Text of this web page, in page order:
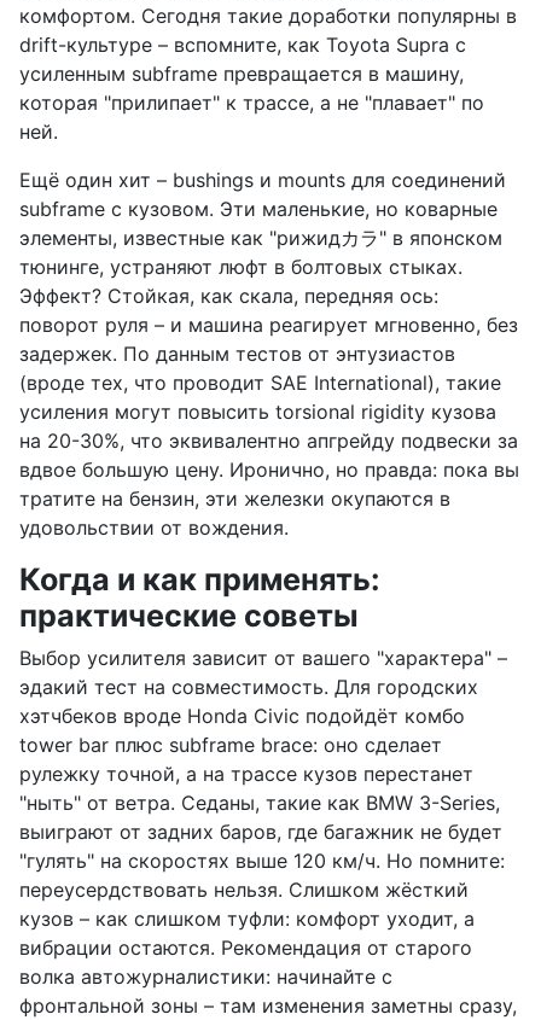
комфортом. Сегодня такие доработки популярны в
drift-культуре – вспомните, как Toyota Supra с
усиленным subframe превращается в машину,
которая "прилипает" к трассе, а не "плавает" по
ней.
Ещё один хит – bushings и mounts для соединений
subframe с кузовом. Эти маленькие, но коварные
элементы, известные как "рижидカラ" в японском
тюнинге, устраняют люфт в болтовых стыках.
Эффект? Стойкая, как скала, передняя ось:
поворот руля – и машина реагирует мгновенно, без
задержек. По данным тестов от энтузиастов
(вроде тех, что проводит SAE International), такие
усиления могут повысить torsional rigidity кузова
на 20-30%, что эквивалентно апгрейду подвески за
вдвое большую цену. Иронично, но правда: пока вы
тратите на бензин, эти железки окупаются в
удовольствии от вождения.
Когда и как применять:
практические советы
Выбор усилителя зависит от вашего "характера" –
эдакий тест на совместимость. Для городских
хэтчбеков вроде Honda Civic подойдёт комбо
tower bar плюс subframe brace: оно сделает
рулежку точной, а на трассе кузов перестанет
"ныть" от ветра. Седаны, такие как BMW 3-Series,
выиграют от задних баров, где багажник не будет
"гулять" на скоростях выше 120 км/ч. Но помните:
переусердствовать нельзя. Слишком жёсткий
кузов – как слишком туфли: комфорт уходит, а
вибрации остаются. Рекомендация от старого
волка автожурналистики: начинайте с
фронтальной зоны – там изменения заметны сразу,